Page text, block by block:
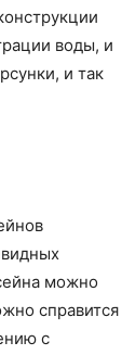
воды, и
и так
можно
справится
с